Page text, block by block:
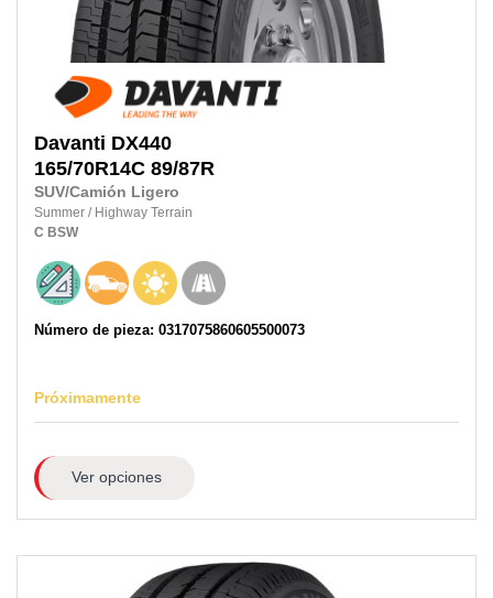
Davanti DX440
165/70R14C 89/87R
SUV/Camión Ligero
Summer / Highway Terrain
C BSW
Número de pieza: 0317075860605500073
Próximamente
Ver opciones